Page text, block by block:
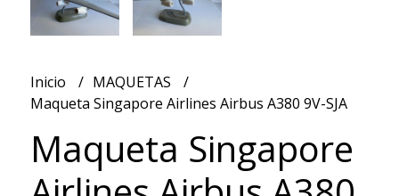
Inicio
MAQUETAS
Maqueta Singapore Airlines Airbus A380 9V-SJA
Maqueta Singapore